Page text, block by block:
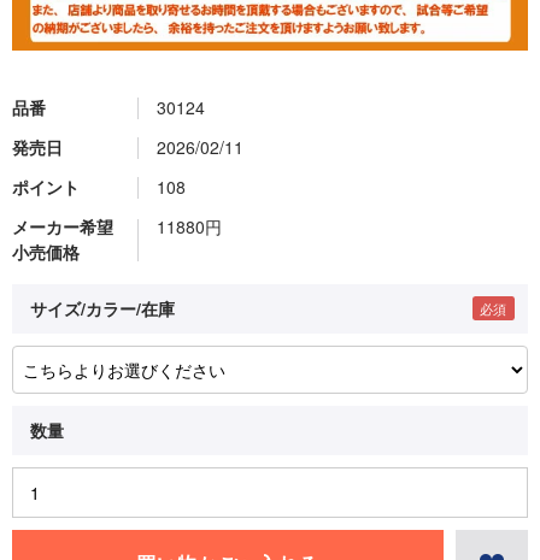
品番
30124
発売日
2026/02/11
ポイント
108
メーカー希望
小売価格
11880円
サイズ/カラー/在庫